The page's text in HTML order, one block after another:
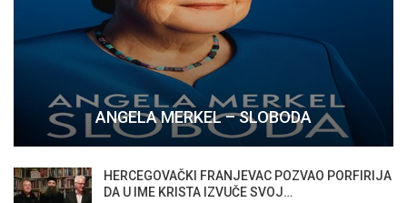
ANGELA MERKEL – SLOBODA
HERCEGOVAČKI FRANJEVAC POZVAO PORFIRIJA
DA U IME KRISTA IZVUČE SVOJ…